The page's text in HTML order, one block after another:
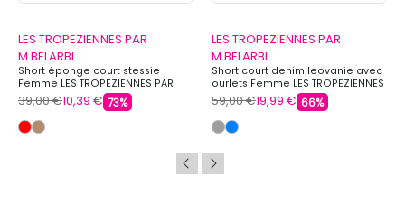
LES TROPEZIENNES PAR
M.BELARBI
Short éponge court stessie
Femme LES TROPEZIENNES PAR
M.BELARBI
39,00 €10,39 € 73%
LES TROPEZIENNES PAR
M.BELARBI
Short court denim leovanie avec
ourlets Femme LES TROPEZIENNES
PAR M.BELARBI
59,00 €19,99 € 66%